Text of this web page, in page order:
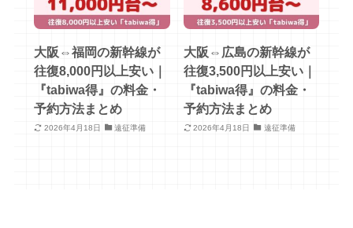
大阪⇔福岡の新幹線が
往復8,000円以上安い｜
『tabiwa得』の料金・
予約方法まとめ
2026年4月18日 遠征準備
大阪⇔広島の新幹線が
往復3,500円以上安い｜
『tabiwa得』の料金・
予約方法まとめ
2026年4月18日 遠征準備